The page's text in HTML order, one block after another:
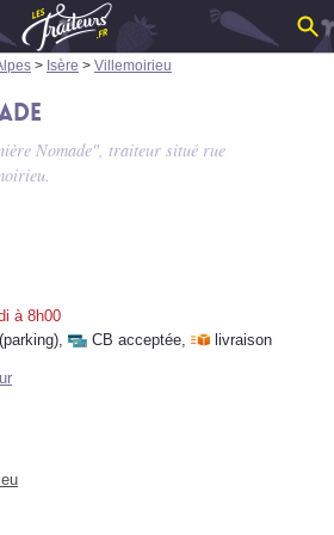
> Isère > Villemoirieu
Nomade", traiteur situé rue
à 8h00
(parking), CB acceptée, livraison